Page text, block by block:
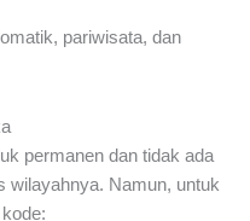
pariwisata, dan
permanen dan tidak ada
wilayahnya. Namun, untuk